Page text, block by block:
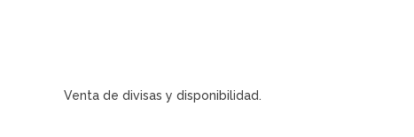
Venta de divisas y disponibilidad.